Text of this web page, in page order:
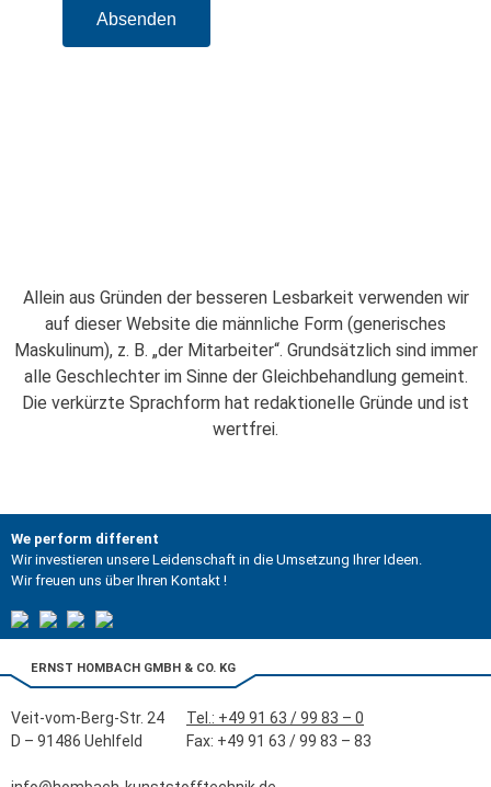
Absenden
Allein aus Gründen der besseren Lesbarkeit verwenden wir
auf dieser Website die männliche Form (generisches
Maskulinum), z. B. „der Mitarbeiter“. Grundsätzlich sind immer
alle Geschlechter im Sinne der Gleichbehandlung gemeint.
Die verkürzte Sprachform hat redaktionelle Gründe und ist
wertfrei.
We perform different
Wir investieren unsere Leidenschaft in die Umsetzung Ihrer Ideen.
Wir freuen uns über Ihren Kontakt !
Zertifikat
Download
Zertifikat
Download
Zertifikat
Download
LinkedIn
ERNST HOMBACH GMBH & CO. KG
Veit-vom-Berg-Str. 24
D – 91486 Uehlfeld
Tel.: +49 91 63 / 99 83 – 0
Fax: +49 91 63 / 99 83 – 83